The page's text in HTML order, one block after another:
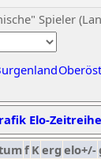
Spieler
Elo-Zeitreihe
f Kerg elo+/-